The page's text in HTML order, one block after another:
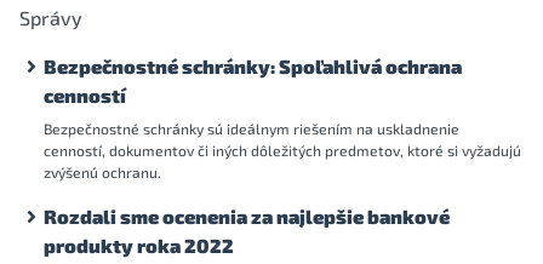
Správy
Bezpečnostné schránky: Spoľahlivá ochrana
cenností
Bezpečnostné schránky sú ideálnym riešením na uskladnenie
cenností, dokumentov či iných dôležitých predmetov, ktoré si vyžadujú
zvýšenú ochranu.
Rozdali sme ocenenia za najlepšie bankové
produkty roka 2022